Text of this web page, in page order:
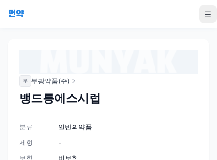
먼약
부 부광약품(주)
뱅드롱에스시럽
분류
일반의약품
제형
-
보험
비보험